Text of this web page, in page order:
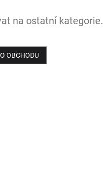
na ostatní kategorie.
OBCHODU